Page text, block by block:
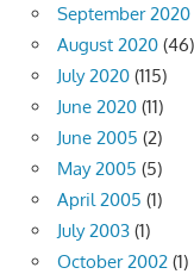
September 2020
August 2020 (46)
July 2020 (115)
June 2020 (11)
June 2005 (2)
May 2005 (5)
April 2005 (1)
July 2003 (1)
October 2002 (1)